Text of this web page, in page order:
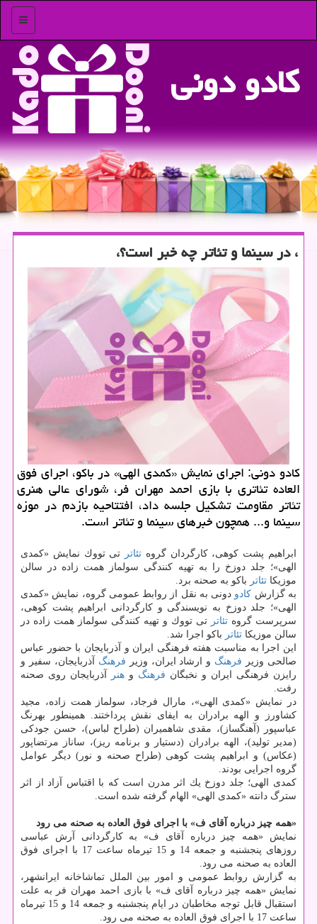
منو
كادو دونی
، در سینما و تئاتر چه خبر است؟،
كادو دونی: اجرای نمایش «كمدی الهی» در باكو، اجرای فوق
العاده تئاتری با بازی احمد مهران فر، شورای عالی هنری
تئاتر مقاومت تشكیل جلسه داد، افتتاحیه بازدم در موزه
سینما و... همچون خبرهای سینما و تئاتر است.
ابراهیم پشت كوهی، كارگردان گروه تئاتر
تی تووك نمایش «كمدی
الهی»؛ جلد دوزخ را به تهیه كنندگی سولماز همت زاده در سالن
موزیكا تئاتر باكو به صحنه برد.
به گزارش كادو دونی به نقل از روابط عمومی گروه، نمایش «كمدی
الهی»؛ جلد دوزخ به نویسندگی و كارگردانی ابراهیم پشت كوهی،
سرپرست گروه تئاتر تی تووك و تهیه كنندگی سولماز همت زاده در
سالن موزیكا تئاتر باكو اجرا شد.
این اجرا به مناسبت هفته فرهنگی ایران و آذربایجان با حضور عباس
صالحی وزیر فرهنگ و ارشاد ایران، وزیر فرهنگ آذربایجان، سفیر و
رایزن فرهنگی ایران و نخبگان فرهنگ و هنر
آذربایجان روی صحنه
رفت.
در نمایش «كمدی الهی»، مارال فرجاد، سولماز همت زاده، مجید
كشاورز و الهه برادران به ایفای نقش پرداختند. همینطور بهرنگ
عباسپور (آهنگساز)، مقدی شاهمیران (طراح لباس)، حسن جودكی
(مدیر تولید)، الهه برادران (دستیار و برنامه ریز)، ساناز مرتضاپور
(عكاس) و ابراهیم پشت كوهی (طراح صحنه و نور) دیگر عوامل
گروه اجرایی بودند.
كمدی الهی؛ جلد دوزخ یك اثر مدرن است كه با اقتباس آزاد از اثر
سترگ دانته «كمدی الهی» الهام گرفته شده است.
«همه چیز درباره آقای ف» با اجرای فوق العاده به صحنه می رود
نمایش «همه چیز درباره آقای ف» به كارگردانی آرش عباسی
روزهای پنجشنبه و جمعه 14 و 15 تیرماه ساعت 17 با اجرای فوق
العاده به صحنه می رود.
به گزارش روابط عمومی و امور بین الملل تماشاخانه ایرانشهر،
نمایش «همه چیز درباره آقای ف» با بازی احمد مهران فر به علت
استقبال قابل توجه مخاطبان در ایام پنجشنبه و جمعه 14 و 15 تیرماه
ساعت 17 با اجرای فوق العاده به صحنه می رود.